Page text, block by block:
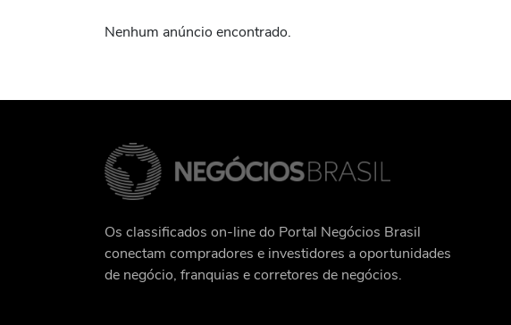
Nenhum anúncio encontrado.
Os classificados on-line do Portal Negócios Brasil
conectam compradores e investidores a oportunidades
de negócio, franquias e corretores de negócios.